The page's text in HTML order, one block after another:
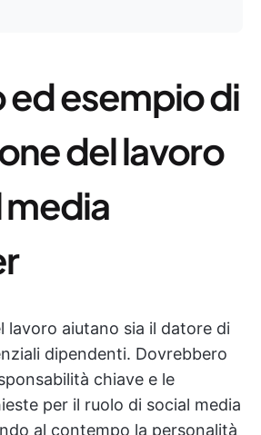
ed esempio di
del lavoro
media
lavoro aiutano sia il datore di
dipendenti. Dovrebbero
chiave e le
per il ruolo di social media
al contempo la personalità